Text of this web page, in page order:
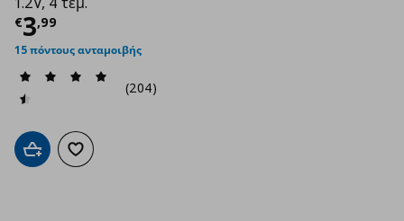
€3,99
Τρέχουσα τιμή
15 πόντους ανταμοιβής
(204)
Προσθήκη στο καλάθι
Προσθήκη στα αγαπημένα